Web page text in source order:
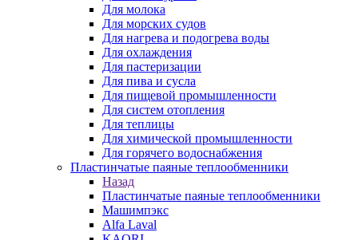
Для молока
Для морских судов
Для нагрева и подогрева воды
Для охлаждения
Для пастеризации
Для пива и сусла
Для пищевой промышленности
Для систем отопления
Для теплицы
Для химической промышленности
Для горячего водоснабжения
Пластинчатые паяные теплообменники
Назад
Пластинчатые паяные теплообменники
Машимпэкс
Alfa Laval